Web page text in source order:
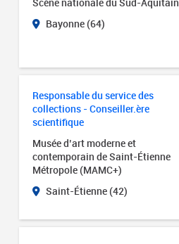
Bayonne (64)
Responsable du service des
collections - Conseiller.ère
scientifique
Musée d’art moderne et
contemporain de Saint-Étienne
Métropole (MAMC+)
Saint-Étienne (42)